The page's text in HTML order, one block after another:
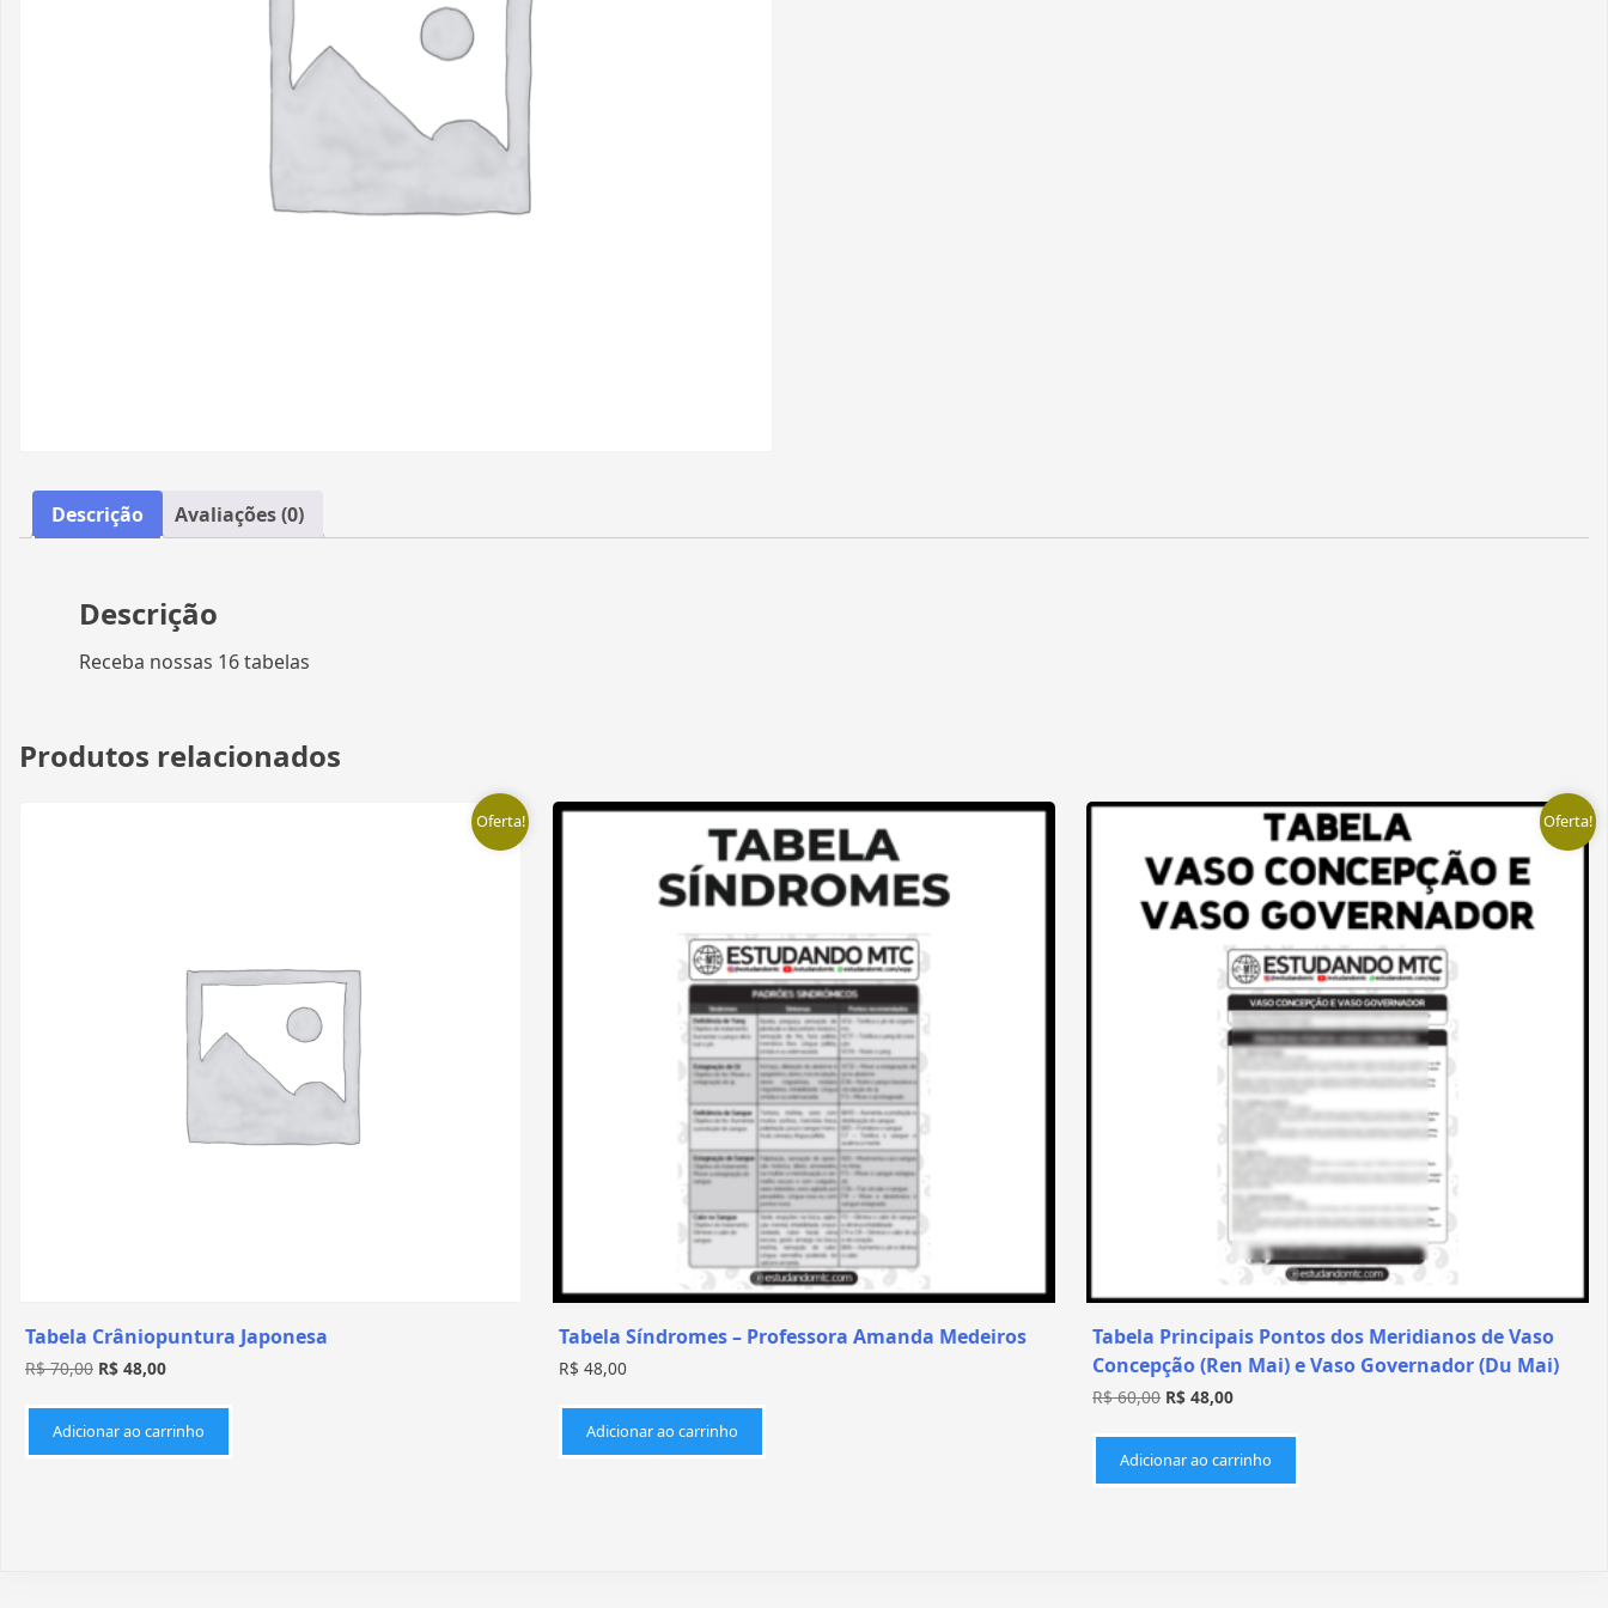
Descrição Avaliações (0)
Descrição
Receba nossas 16 tabelas
Produtos relacionados
Oferta!
Tabela Crâniopuntura Japonesa
R$70,00 R$ 48,00
Adicionar ao carrinho
Tabela Síndromes – Professora Amanda Medeiros
R$ 48,00
Adicionar ao carrinho
Oferta!
Tabela Principais Pontos dos Meridianos de Vaso
Concepção (Ren Mai) e Vaso Governador (Du Mai)
R$60,00 R$ 48,00
Adicionar ao carrinho